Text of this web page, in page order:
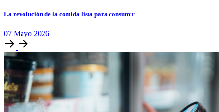
La revolución de la comida lista para consumir
07 Mayo 2026